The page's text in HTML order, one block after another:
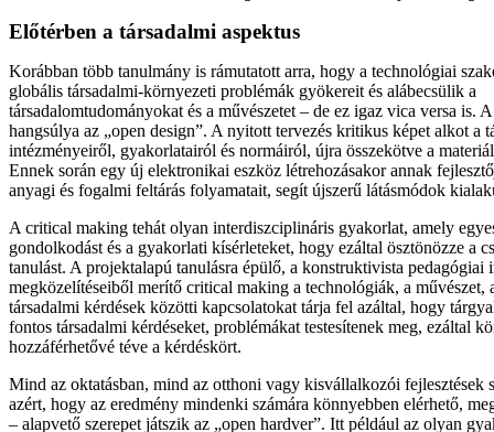
Előtérben a társadalmi aspektus
Korábban több tanulmány is rámutatott arra, hogy a technológiai
globális társadalmi-környezeti problémák gyökereit és alábecsülik a
társadalomtudományokat és a művészetet – de ez igaz vica versa is.
hangsúlya az „open design”. A nyitott tervezés kritikus képet alkot a
intézményeiről, gyakorlatairól és normáiról, újra összekötve a
Ennek során egy új elektronikai eszköz létrehozásakor annak
anyagi és fogalmi feltárás folyamatait, segít újszerű látásmódok
A critical making tehát olyan interdiszciplináris gyakorlat, amely
gondolkodást és a gyakorlati kísérleteket, hogy ezáltal ösztönözze a
tanulást. A projektalapú tanulásra épülő, a konstruktivista pedagógiai
megközelítéseiből merítő critical making a technológiák, a művészet,
társadalmi kérdések közötti kapcsolatokat tárja fel azáltal, hogy
fontos társadalmi kérdéseket, problémákat testesítenek meg, ezáltal
hozzáférhetővé téve a kérdéskört.
Mind az oktatásban, mind az otthoni vagy kisvállalkozói fejlesztések
azért, hogy az eredmény mindenki számára könnyebben elérhető,
– alapvető szerepet játszik az „open hardver”. Itt például az olyan